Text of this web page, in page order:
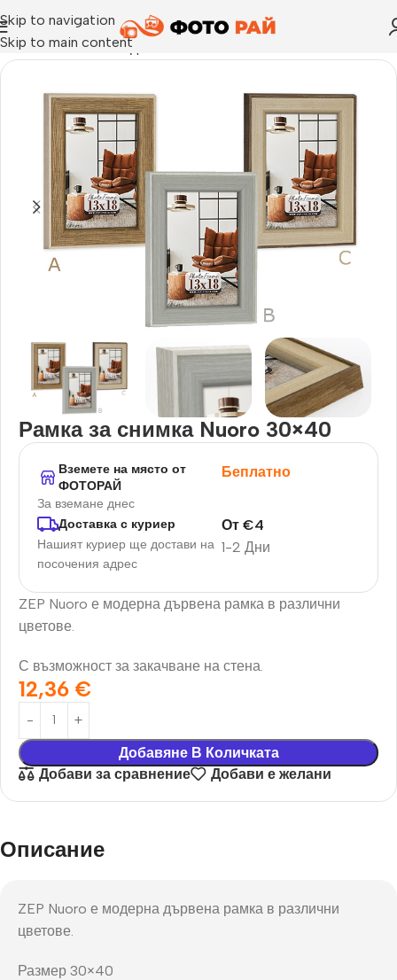
Skip to navigation
Skip to main content
Начало›Рамка за една снимка
Рамка за снимка Nuoro 30×40
Вземете на място от
ФОТОРАЙ
За вземане днес
Беплатно
Доставка с куриер
Нашият куриер ще достави на
посочения адрес
1-2 Дни
От€4
ZEP Nuoro е модерна дървена рамка в различни
цветове.
С възможност за закачване на стена.
12,36 €
Добавяне В Количката
Добави за сравнение
Добави е желани
Описание
ZEP Nuoro е модерна дървена рамка в различни
цветове.
Размер 30×40